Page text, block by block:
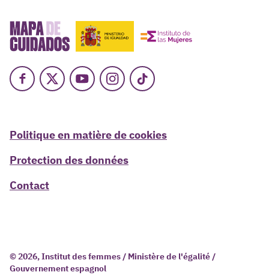
Facebook
X YoutubeInstagram
TikTok
Politique en matière de cookies
Protection des données
Contact
© 2026, Institut des femmes / Ministère de l'égalité /
Gouvernement espagnol